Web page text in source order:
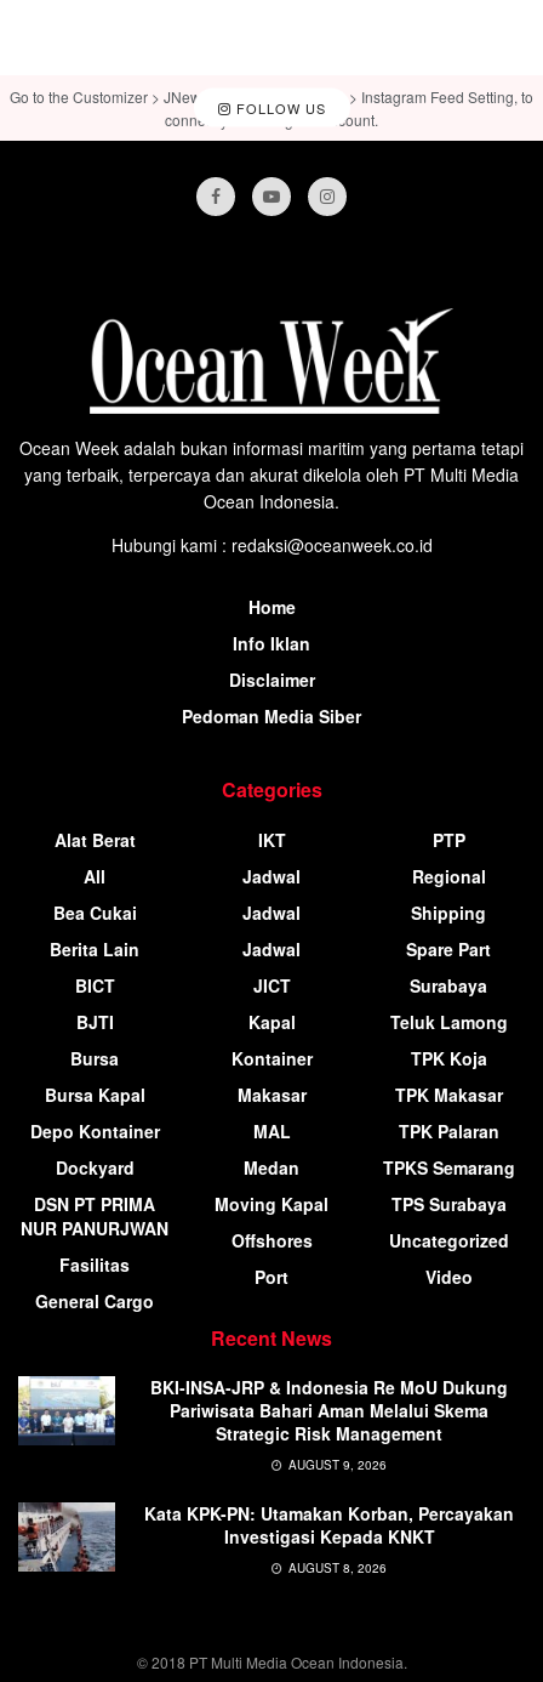
FOLLOW US
Go to the Customizer > JNews : Social, Like & View > Instagram Feed Setting, to
connect your Instagram account.
Ocean Week adalah bukan informasi maritim yang pertama tetapi
yang terbaik, terpercaya dan akurat dikelola oleh PT Multi Media
Ocean Indonesia.
Hubungi kami : redaksi@oceanweek.co.id
Home
Info Iklan
Disclaimer
Pedoman Media Siber
Categories
Alat Berat
All
Bea Cukai
Berita Lain
BICT
BJTI
Bursa
Bursa Kapal
Depo Kontainer
Dockyard
DSN PT PRIMA
NUR PANURJWAN
Fasilitas
General Cargo
IKT
Jadwal
Jadwal
Jadwal
JICT
Kapal
Kontainer
Makasar
MAL
Medan
Moving Kapal
Offshores
Port
PTP
Regional
Shipping
Spare Part
Surabaya
Teluk Lamong
TPK Koja
TPK Makasar
TPK Palaran
TPKS Semarang
TPS Surabaya
Uncategorized
Video
Recent News
BKI-INSA-JRP & Indonesia Re MoU Dukung
Pariwisata Bahari Aman Melalui Skema
Strategic Risk Management
AUGUST 9, 2026
Kata KPK-PN: Utamakan Korban, Percayakan
Investigasi Kepada KNKT
AUGUST 8, 2026
© 2018 PT Multi Media Ocean Indonesia.